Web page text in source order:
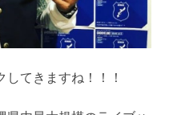
てきますね！！！